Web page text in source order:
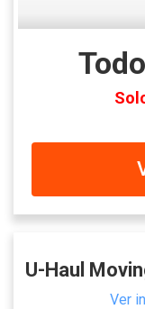
U-Haul
Ver